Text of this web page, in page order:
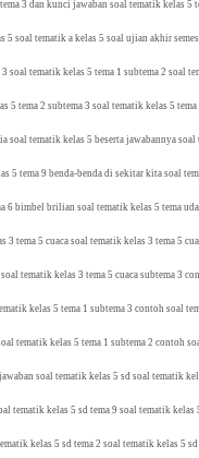
3 dan kunci jawaban soal tematik kelas 5
5 soal tematik a kelas 5 soal ujian akhir
soal tematik kelas 5 tema 1 subtema 2 soal
5 tema 2 subtema 3 soal tematik kelas 5 tema
soal tematik kelas 5 beserta jawabannya
5 tema 9 benda-benda di sekitar kita soal
6 bimbel brilian soal tematik kelas 5 tema
3 tema 5 cuaca soal tematik kelas 3 tema 5
tematik kelas 3 tema 5 cuaca subtema 3
kelas 5 tema 1 subtema 3 contoh soal
tematik kelas 5 tema 1 subtema 2 contoh
soal tematik kelas 5 sd soal tematik
tematik kelas 5 sd tema 9 soal tematik kelas
kelas 5 sd tema 2 soal tematik kelas 5